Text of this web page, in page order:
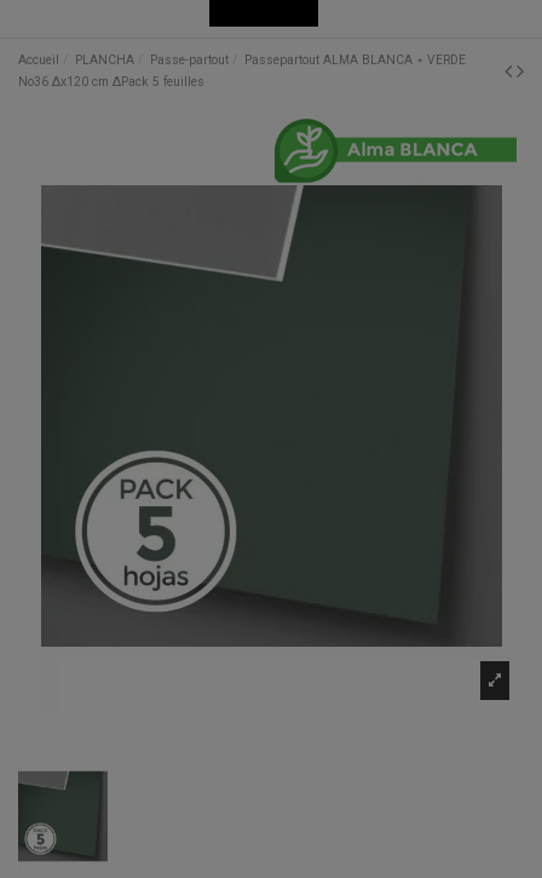
Accueil PLANCHA Passe-partout
Passepartout ALMA BLANCA ⋆ VERDE
No36 Δx120 cm ΔPack 5 feuilles